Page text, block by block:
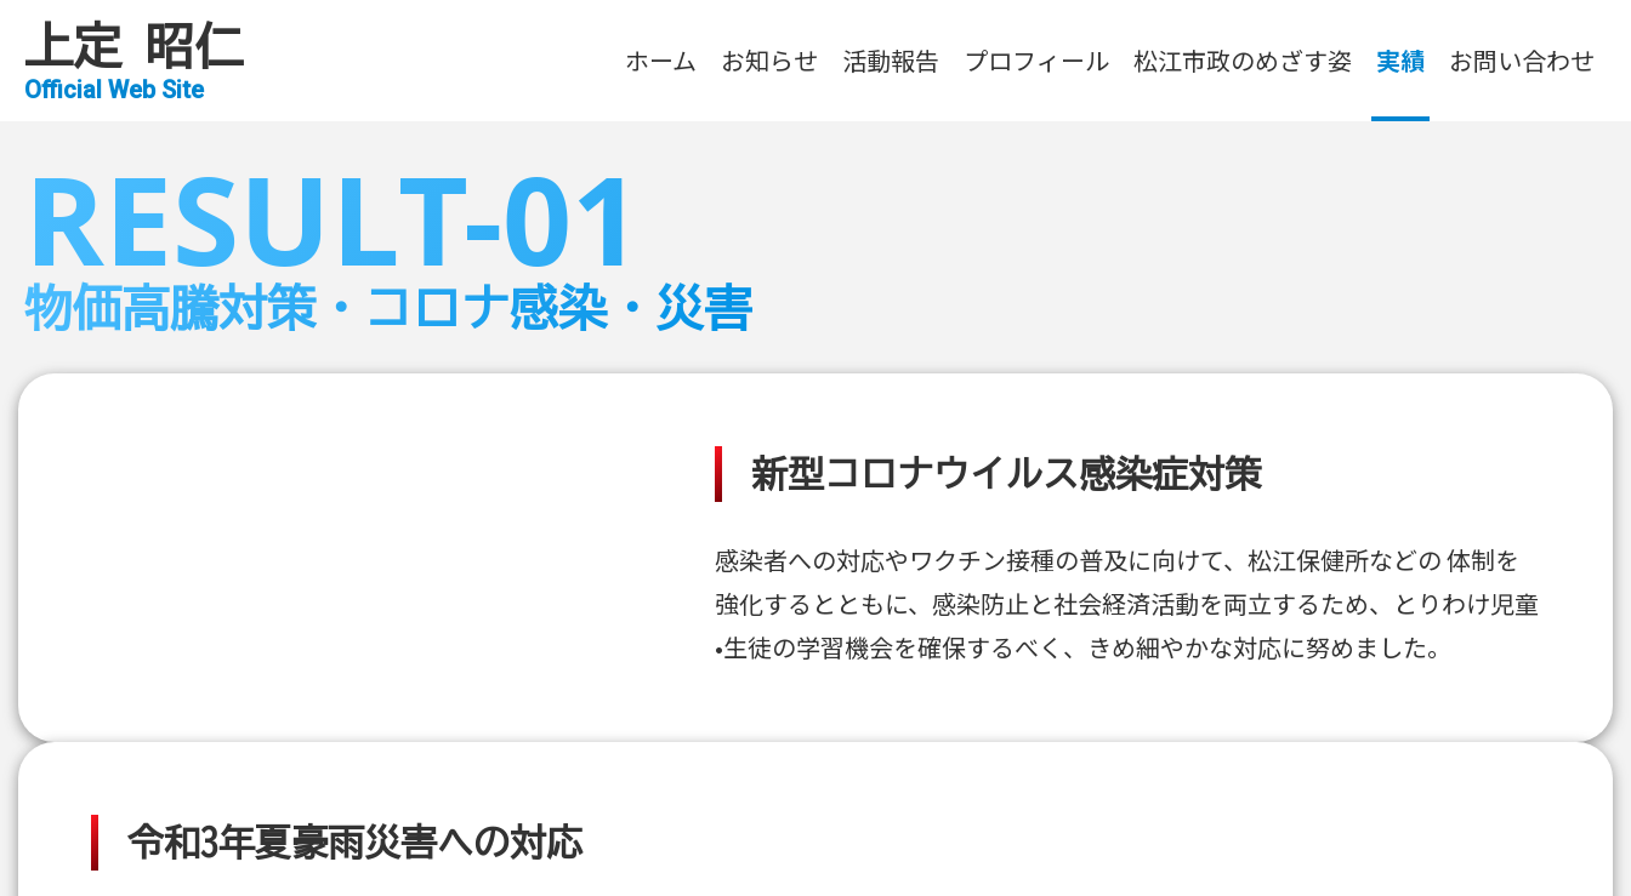
上定 昭仁
Official Web Site
ホーム お知らせ 活動報告 プロフィール 松江市政のめざす姿 実績 お問い合わせ
RESULT-01
物価高騰対策・コロナ感染・災害
新型コロナウイルス感染症対策
感染者への対応やワクチン接種の普及に向けて、松江保健所などの 体制を
強化するとともに、感染防止と社会経済活動を両立するため、とりわけ児童
•生徒の学習機会を確保するべく、きめ細やかな対応に努めました。
令和3年夏豪雨災害への対応